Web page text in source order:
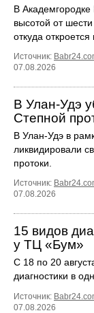
В Академгородке
высотой от
откуда
Источник:
07.08.2026
В Улан-Удэ
Степной
В Улан-Удэ в
ликвидировали
протоки.
Источник:
07.08.2026
15 видов
у ТЦ «Бум»
С 18 по 20
диагностики в
Источник:
07.08.2026